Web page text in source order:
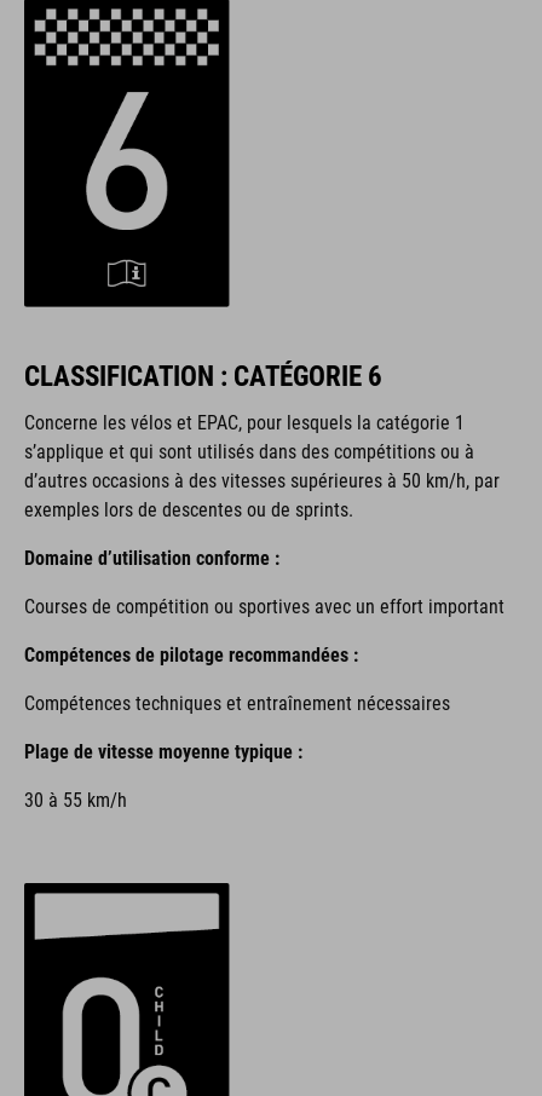
CLASSIFICATION : CATÉGORIE 6
Concerne les vélos et EPAC, pour lesquels la catégorie 1
s’applique et qui sont utilisés dans des compétitions ou à
d’autres occasions à des vitesses supérieures à 50 km/h, par
exemples lors de descentes ou de sprints.
Domaine d’utilisation conforme :
Courses de compétition ou sportives avec un effort important
Compétences de pilotage recommandées :
Compétences techniques et entraînement nécessaires
Plage de vitesse moyenne typique :
30 à 55 km/h